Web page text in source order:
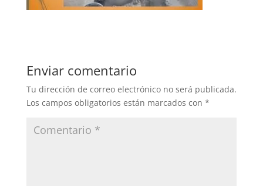
Enviar comentario
Tu dirección de correo electrónico no será publicada.
Los campos obligatorios están marcados con *